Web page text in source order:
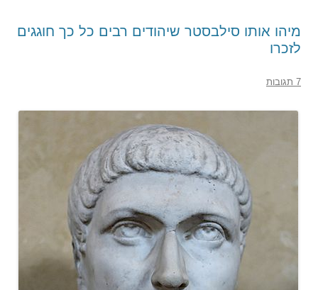
מיהו אותו סילבסטר שיהודים רבים כל כך חוגגים
לזכרו